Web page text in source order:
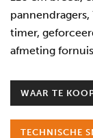
timer,
afmeting
WAAR TE
TECHNISCHE